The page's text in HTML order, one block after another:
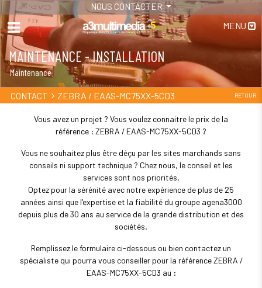
NOUS CONTACTER
MENU
MAINTENANCE - INSTALLATION
Maintenance
CONTACT ZEBRA / EAAS-MC75XX-5CD3 RETOUR
Vous avez un projet ? Vous voulez connaitre le prix de la
référence : ZEBRA / EAAS-MC75XX-5CD3 ?
Vous ne souhaitez plus être déçu par les sites marchands sans
conseils ni support technique ? Chez nous, le conseil et les
services sont nos priorités.
Optez pour la sérénité avec notre expérience de plus de 25
années ainsi que l'expertise et la fiabilité du groupe agena3000
depuis plus de 30 ans au service de la grande distribution et des
sociétés.
Remplissez le formulaire ci-dessous ou bien contactez un
spécialiste qui pourra vous conseiller pour la référence ZEBRA /
EAAS-MC75XX-5CD3 au :